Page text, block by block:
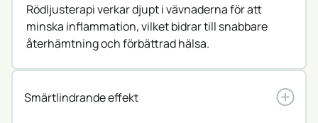
Rödljusterapi verkar djupt i vävnaderna för att
minska inflammation, vilket bidrar till snabbare
återhämtning och förbättrad hälsa.
Smärtlindrande effekt